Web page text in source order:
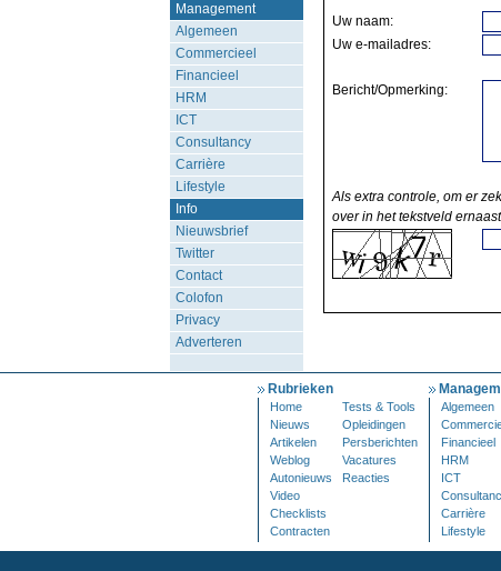
Management
Algemeen
Commercieel
Financieel
HRM
ICT
Consultancy
Carrière
Lifestyle
Info
Nieuwsbrief
Twitter
Contact
Colofon
Privacy
Adverteren
Uw naam:
Uw e-mailadres:
Bericht/Opmerking:
Als extra controle, om er
over in het tekstveld
Rubrieken
Home
Tests & Tools
Nieuws
Opleidingen
Artikelen
Persberichten
Weblog
Vacatures
Autonieuws
Reacties
Video
Checklists
Contracten
Algemeen
Financieel
HRM
ICT
Carrière
Lifestyle